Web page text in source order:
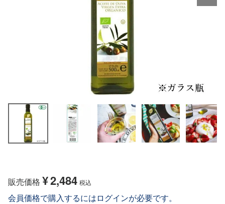
販売価格 ¥2,484 税込
会員価格で購入するにはログインが必要です。